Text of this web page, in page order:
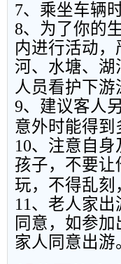
7、乘坐车辆
8、为了你的
内进行活动
河、水塘、
人员看护下游
9、建议客人
意外时能得到
10、注意自
孩子，不要
玩，不得乱
11、老人家
同意，如参
家人同意出游